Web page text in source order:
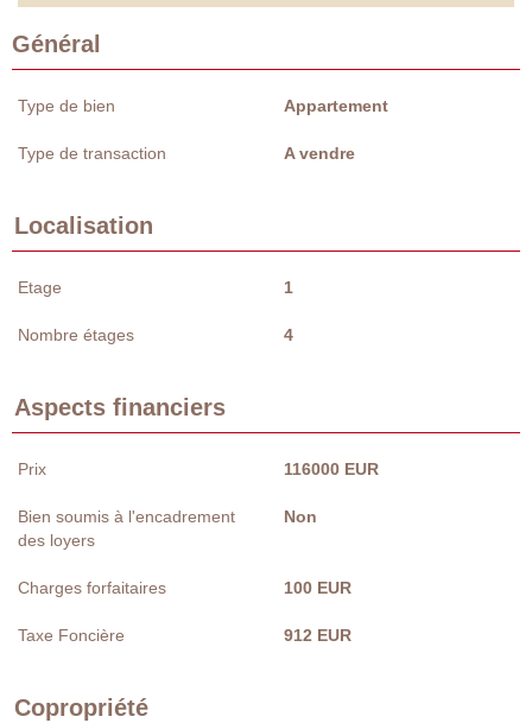
Général
Type de bien Appartement
Type de transaction A vendre
Localisation
Etage 1
Nombre étages 4
Aspects financiers
Prix 116000 EUR
Bien soumis à l'encadrement
des loyers
Non
Charges forfaitaires 100 EUR
Taxe Foncière 912 EUR
Copropriété